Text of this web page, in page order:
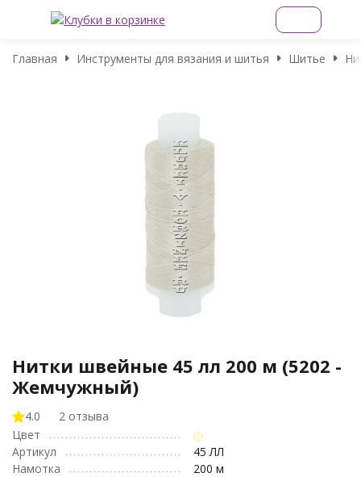
Главная Инструменты для вязания и шитья Шитье
Нитки швейные 45 лл 200 м (5202 -
Жемчужный)
4.0
2 отзыва
Цвет
Артикул
45 ЛЛ
Намотка
200 м